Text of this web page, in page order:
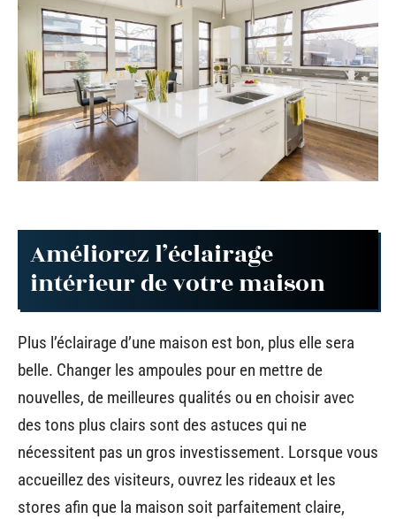
Améliorez l’éclairage
intérieur de votre maison
Plus l’éclairage d’une maison est bon, plus elle sera
belle. Changer les ampoules pour en mettre de
nouvelles, de meilleures qualités ou en choisir avec
des tons plus clairs sont des astuces qui ne
nécessitent pas un gros investissement. Lorsque vous
accueillez des visiteurs, ouvrez les rideaux et les
stores afin que la maison soit parfaitement claire,